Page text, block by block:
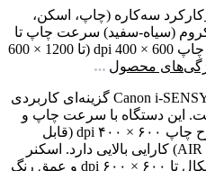
کارکرد سه‌کاره (چاپ، اسکن،
(سیاه‑سفید) سرعت چاپ تا
چاپ
600 × 400 dpi (تا 1200 × 600
محصول
پرینتر سه‌کاره لیزری Canon i-SENSYS MF3010 گزینه‌ای کاربردی
این دستگاه با سرعت چاپ و
کپی تا ۱۸ صفحه در دقیقه و وضوح چاپ ۶۰۰ × ۴۰۰ dpi (قابل
ارتقاء تا ۱۲۰۰ × ۶۰۰ با تکنولوژی AIR) کارایی بالایی دارد. اسکنر
تخت (Flatbed) آن با رزولوشن اپتیکال تا ۶۰۰ × ۶۰۰ dpi و عمق رنگ